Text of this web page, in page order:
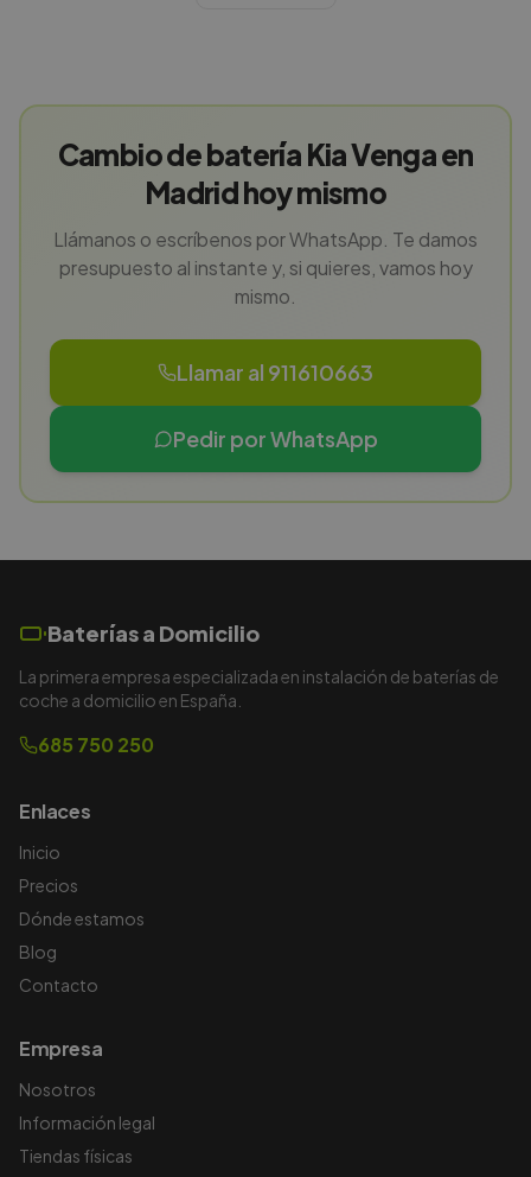
Cambio de batería Kia Venga en
Madrid hoy mismo
Llámanos o escríbenos por WhatsApp. Te damos
presupuesto al instante y, si quieres, vamos hoy
mismo.
Llamar al 911610663
Pedir por WhatsApp
Baterías a Domicilio
La primera empresa especializada en instalación de baterías de
coche a domicilio en España.
685 750 250
Enlaces
Inicio
Precios
Dónde estamos
Blog
Contacto
Empresa
Nosotros
Información legal
Tiendas físicas